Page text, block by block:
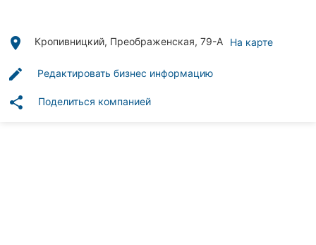
Все
place Кропивницкий, Преображенская, 79-А На карте
edit Редактировать бизнес информацию
share Поделиться компанией